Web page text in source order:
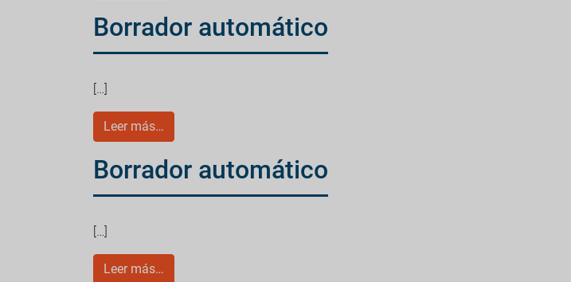
Borrador automático
[…]
Leer más…
Borrador automático
[…]
Leer más…